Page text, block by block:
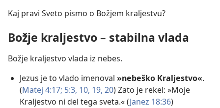
Kaj pravi Sveto pismo o Božjem kraljestvu?
Božje kraljestvo – stabilna vlada
Božje kraljestvo vlada iz nebes.
Jezus je to vlado imenoval »nebeško Kraljestvo«.
(Matej 4:17; 5:3, 10, 19, 20) Zato je rekel: »Moje
Kraljestvo ni del tega sveta.« (Janez 18:36)